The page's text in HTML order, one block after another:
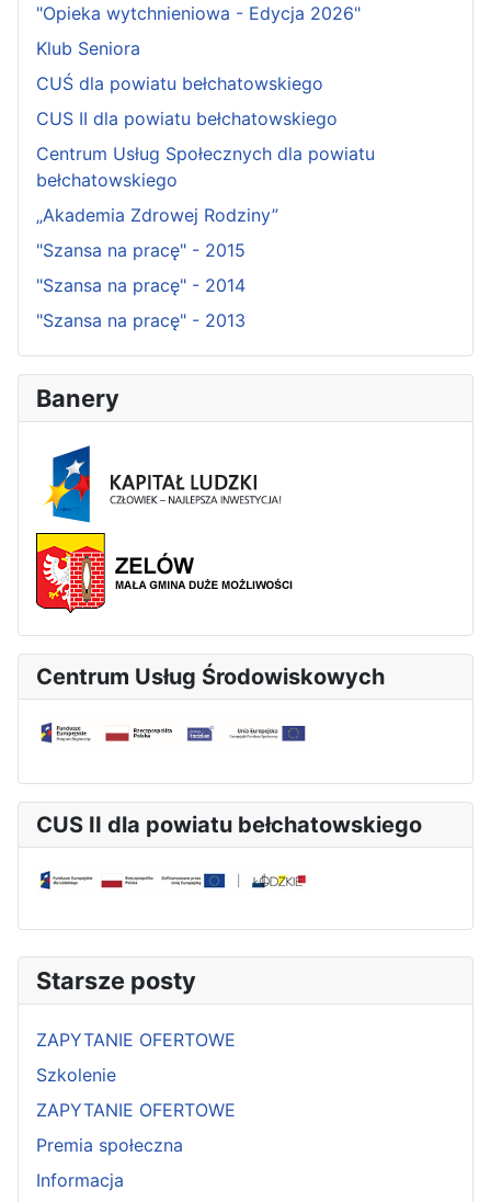
"Opieka wytchnieniowa - Edycja 2026"
Klub Seniora
CUŚ dla powiatu bełchatowskiego
CUS II dla powiatu bełchatowskiego
Centrum Usług Społecznych dla powiatu
bełchatowskiego
„Akademia Zdrowej Rodziny”
"Szansa na pracę" - 2015
"Szansa na pracę" - 2014
"Szansa na pracę" - 2013
Banery
Centrum Usług Środowiskowych
CUS II dla powiatu bełchatowskiego
Starsze posty
ZAPYTANIE OFERTOWE
Szkolenie
ZAPYTANIE OFERTOWE
Premia społeczna
Informacja